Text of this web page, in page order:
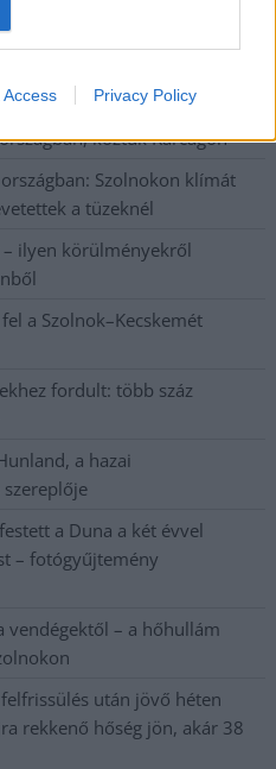
Access Privacy Policy
és a gázolaj ára is
köztük Karcagon
Szolnokon klímát
a tüzeknél
ilyen körülményekről
a Szolnok–Kecskemét
fordult: több száz
a hazai
a Duna a két évvel
– fotógyűjtemény
vendégektől – a hőhullám
után jövő héten
rekkenő hőség jön, akár 38